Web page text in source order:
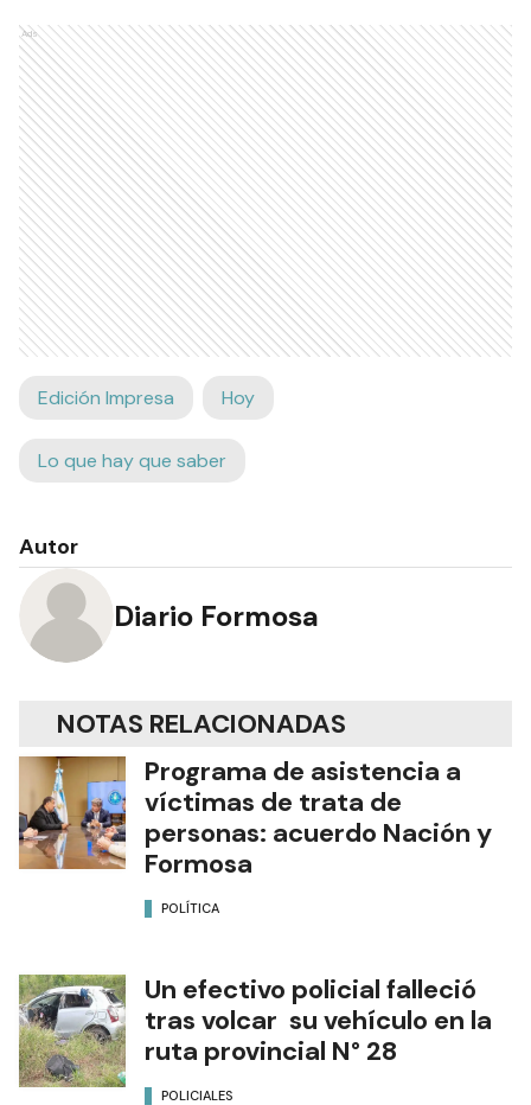
Ads
Edición Impresa Hoy
Lo que hay que saber
Autor
Diario Formosa
NOTAS RELACIONADAS
Programa de asistencia a
víctimas de trata de
personas: acuerdo Nación y
Formosa
POLÍTICA
Un efectivo policial falleció
tras volcar su vehículo en la
ruta provincial N° 28
POLICIALES